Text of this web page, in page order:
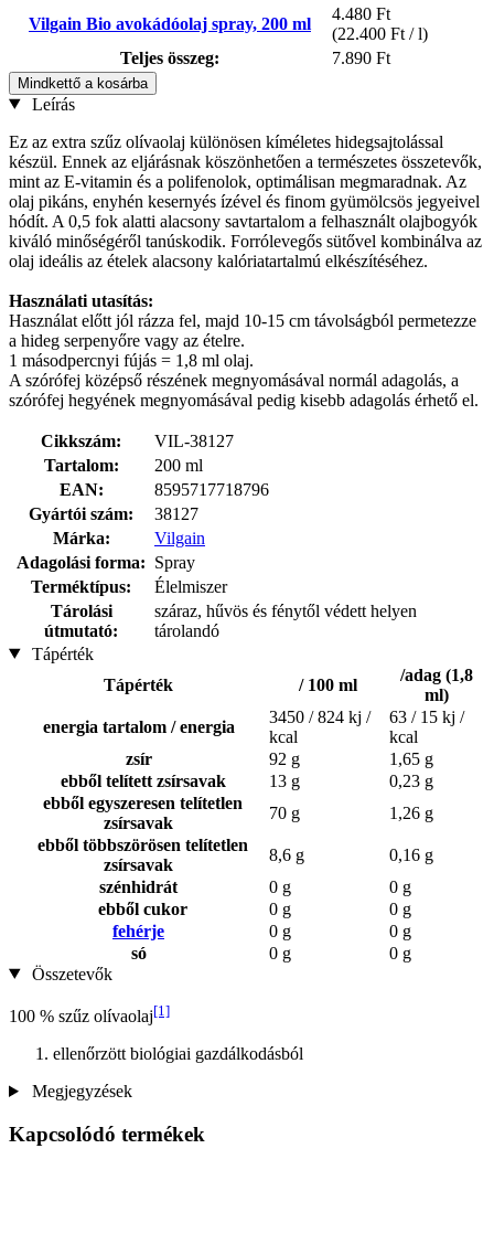
Vilgain Bio avokádóolaj spray, 200 ml
4.480 Ft
(22.400 Ft / l)
Teljes összeg:
7.890 Ft
Mindkettő a kosárba
Leírás
Ez az extra szűz olívaolaj különösen kíméletes hidegsajtolással
készül. Ennek az eljárásnak köszönhetően a természetes összetevők,
mint az E-vitamin és a polifenolok, optimálisan megmaradnak. Az
olaj pikáns, enyhén kesernyés ízével és finom gyümölcsös jegyeivel
hódít. A 0,5 fok alatti alacsony savtartalom a felhasznált olajbogyók
kiváló minőségéről tanúskodik. Forrólevegős sütővel kombinálva az
olaj ideális az ételek alacsony kalóriatartalmú elkészítéséhez.
Használati utasítás:
Használat előtt jól rázza fel, majd 10-15 cm távolságból permetezze
a hideg serpenyőre vagy az ételre.
1 másodpercnyi fújás = 1,8 ml olaj.
A szórófej középső részének megnyomásával normál adagolás, a
szórófej hegyének megnyomásával pedig kisebb adagolás érhető el.
Cikkszám:
VIL-38127
Tartalom:
200 ml
EAN:
8595717718796
Gyártói szám:
38127
Márka:
Vilgain
Adagolási forma: Spray
Terméktípus:
Élelmiszer
Tárolási
útmutató:
száraz, hűvös és fénytől védett helyen
tárolandó
Tápérték
Tápérték
/ 100 ml
/adag (1,8
ml)
energia tartalom / energia
3450 / 824 kj /
kcal
63 / 15 kj /
kcal
zsír
92 g
1,65 g
ebből telített zsírsavak
13 g
0,23 g
ebből egyszeresen telítetlen
zsírsavak
70 g
1,26 g
ebből többszörösen telítetlen
zsírsavak
8,6 g
0,16 g
szénhidrát
0 g
0 g
ebből cukor
0 g
0 g
fehérje
0 g
0 g
só
0 g
0 g
Összetevők
100 % szűz olívaolaj[1]
ellenőrzött biológiai gazdálkodásból
Megjegyzések
Kapcsolódó termékek